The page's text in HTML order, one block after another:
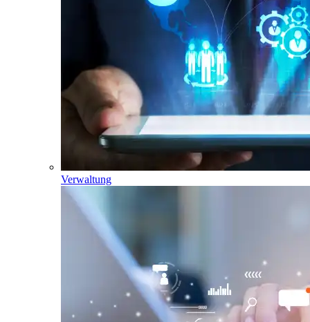
Verwaltung